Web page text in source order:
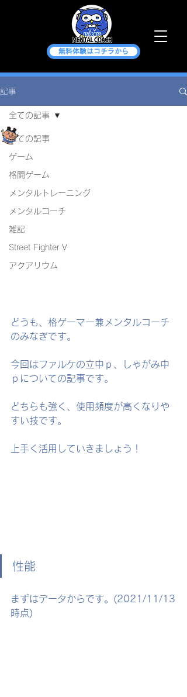
無料体験はコチラから
記事
全ての記事
ゲーム
格闘ゲーム
メンタルトレーニング
メンタルコーチ
雑記
Street Fighter V
アクアリウム
全ての記事
ファルケの中ｐについて
2021年11月22日
更新日：2023年5月1日
どうも、格ゲーマー兼メンタルコーチ
のみなぎです。
今回はファルケの立中ｐ、しゃがみ中
ｐについての記事です。
どちらも強く、使用頻度が高くなりや
すい技です。
上手く活用していきましょう！
性能
まずはデータからです。(2021/11/13
時点)